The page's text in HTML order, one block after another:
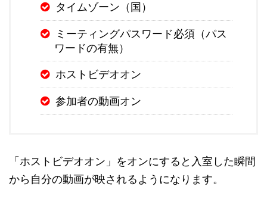
タイムゾーン（国）
ミーティングパスワード必須（パス
ワードの有無）
ホストビデオオン
参加者の動画オン
「ホストビデオオン」をオンにすると入室した瞬間
から自分の動画が映されるようになります。